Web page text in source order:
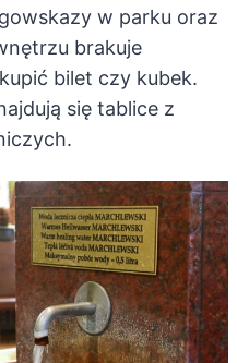
w parku oraz
brakuje
bilet czy kubek.
się tablice z